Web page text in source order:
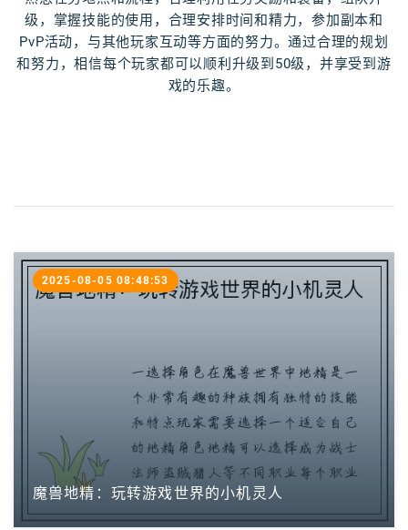
级，掌握技能的使用，合理安排时间和精力，参加副本和
PvP活动，与其他玩家互动等方面的努力。通过合理的规划
和努力，相信每个玩家都可以顺利升级到50级，并享受到游
戏的乐趣。
魔兽地精：玩转游戏世界的小机灵人
2025-08-05 08:48:53